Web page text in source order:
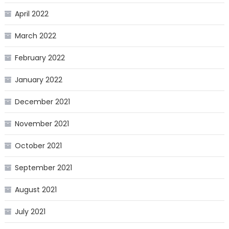
April 2022
March 2022
February 2022
January 2022
December 2021
November 2021
October 2021
September 2021
August 2021
July 2021